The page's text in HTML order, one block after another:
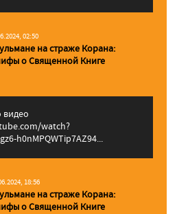
02:50
на страже Корана:
о Священной Книге
видео
watch?
h0nMPQWTip7AZ94...
18:56
на страже Корана:
о Священной Книге